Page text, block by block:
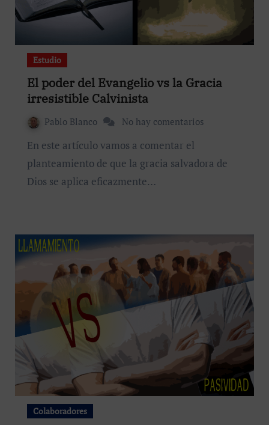
Estudio
El poder del Evangelio vs la Gracia
irresistible Calvinista
Pablo Blanco No hay comentarios
En este artículo vamos a comentar el
planteamiento de que la gracia salvadora de
Dios se aplica eficazmente…
Colaboradores